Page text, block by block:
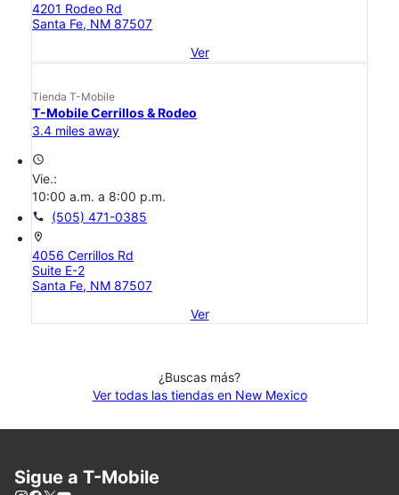
4201 Rodeo Rd
Santa Fe, NM 87507
Ver
Tienda T-Mobile
T-Mobile Cerrillos & Rodeo
3.4 miles away
access_time
Vie.:
10:00 a.m. a 8:00 p.m.
call (505) 471-0385
location_on
4056 Cerrillos Rd
Suite E-2
Santa Fe, NM 87507
Ver
¿Buscas más?
Ver todas las tiendas en New Mexico